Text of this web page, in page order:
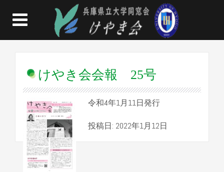
けやき会会報 25号
令和4年1月11日発行
投稿日: 2022年1月12日